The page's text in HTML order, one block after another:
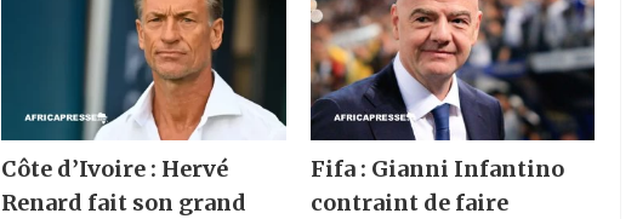
Côte d’Ivoire : Hervé
Renard fait son grand
Fifa : Gianni Infantino
contraint de faire